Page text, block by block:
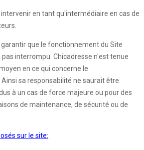
en tant qu'intermédiaire en cas de
que le fonctionnement du Site
interrompu. Chicadresse n'est tenue
en ce qui concerne le
sa responsabilité ne saurait être
à un cas de force majeure ou pour des
de maintenance, de sécurité ou de
sur le site: